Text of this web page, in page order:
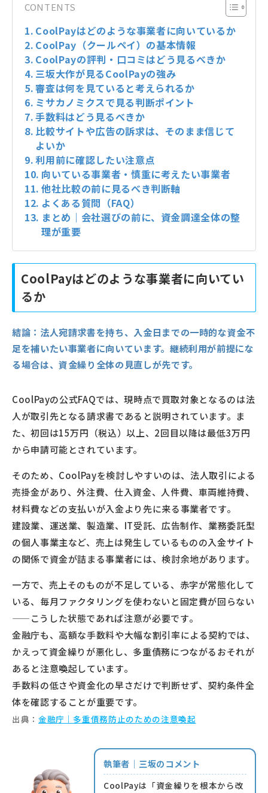
CONTENTS
CoolPayはどのような事業者に向いているか
CoolPay（クールペイ）の基本情報
CoolPayの評判・口コミはどう見るべきか
三坂大作が見るCoolPayの強み
審査は何を見ていると考えられるか
ミサカノミクスで見る判断ポイント
手数料はどう見るべきか
比較サイトや広告の訴求は、そのまま信じて
よいか
利用前に確認したい注意点
向いている事業者・慎重に考えたい事業者
他社比較の前に見るべき判断軸
よくある質問（FAQ）
まとめ｜会社選びの前に、資金調達全体の整
理が重要
CoolPayはどのような事業者に向いてい
るか
結論： 法人宛請求書を持ち、入金日までの一時的な資金不
足を補いたい事業者に向いています。継続利用が前提にな
る場合は、資金繰り全体の見直しが先です。
CoolPayの公式FAQでは、現時点で買取対象となるのは法
人が取引先となる請求書であると説明されています。ま
た、初回は15万円（税込）以上、2回目以降は最低3万円
から申請可能とされています。
そのため、CoolPayを検討しやすいのは、法人取引による
売掛金があり、外注費、仕入資金、人件費、車両維持費、
材料費などの支払いが入金より先に来る事業者です。
建設業、運送業、製造業、IT受託、広告制作、業務委託型
の個人事業主など、売上は発生しているものの入金サイト
の関係で資金が詰まる事業者には、検討余地があります。
一方で、売上そのものが不足している、赤字が常態化して
いる、毎月ファクタリングを使わないと固定費が回らない
——こうした状態であれば注意が必要です。
金融庁も、高額な手数料や大幅な割引率による契約では、
かえって資金繰りが悪化し、多重債務につながるおそれが
あると注意喚起しています。
手数料の低さや資金化の早さだけで判断せず、契約条件全
体を確認することが重要です。
出典： 金融庁｜多重債務防止のための注意喚起
執筆者｜三坂のコメント
CoolPayは「資金繰りを根本から改